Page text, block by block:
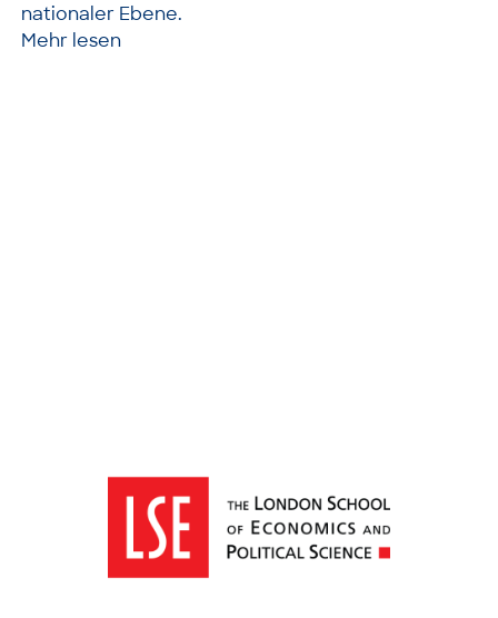
nationaler Ebene.
Mehr lesen